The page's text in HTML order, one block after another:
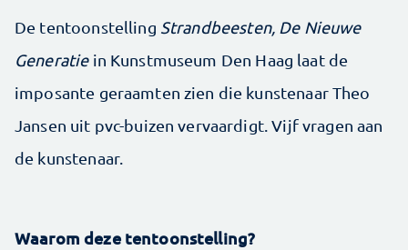
De tentoonstelling Strandbeesten, De Nieuwe
Generatiein Kunstmuseum Den Haag laat de
imposante geraamten zien die kunstenaar Theo
Jansen uit pvc-buizen vervaardigt. Vijf vragen aan
de kunstenaar.
Waarom deze tentoonstelling?